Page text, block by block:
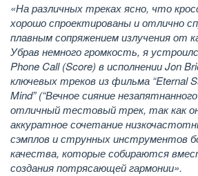
«На различных треках ясно, что
хорошо спроектированы и отлично
плавным сопряжением излучения от
Убрав немного громкость, я
Phone Call (Score) в исполнении Jon
ключевых треков из фильма “Eternal
Mind” (“Вечное сияние
отличный тестовый трек, так как
аккуратное сочетание
сэмплов и струнных инструментов
качества, которые собираются
создания потрясающей гармонии».